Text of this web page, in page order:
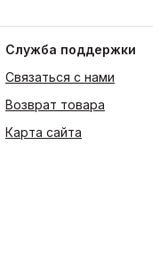
Служба поддержки
Связаться с нами
Возврат товара
Карта сайта